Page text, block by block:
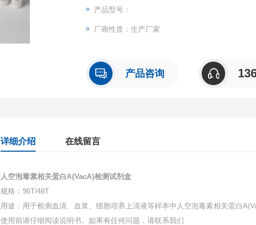
产品型号：
厂商性质：生产厂家
产品咨询
详细介绍 在线留言
人空泡毒素相关蛋白A(VacA)检测试剂盒
规格：96T/48T
用途：用于检测血清、血浆、细胞培养上清液等样本中 人空泡毒素相关蛋白
使用前请仔细阅读说明书。如果有任何问题，请联系我们